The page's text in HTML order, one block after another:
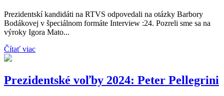
Prezidentskí kandidáti na RTVS odpovedali na otázky Barbory
Bodákovej v špeciálnom formáte Interview :24. Pozreli sme sa na
výroky Igora Mato...
Čítať viac
Prezidentské voľby 2024: Peter Pellegrini